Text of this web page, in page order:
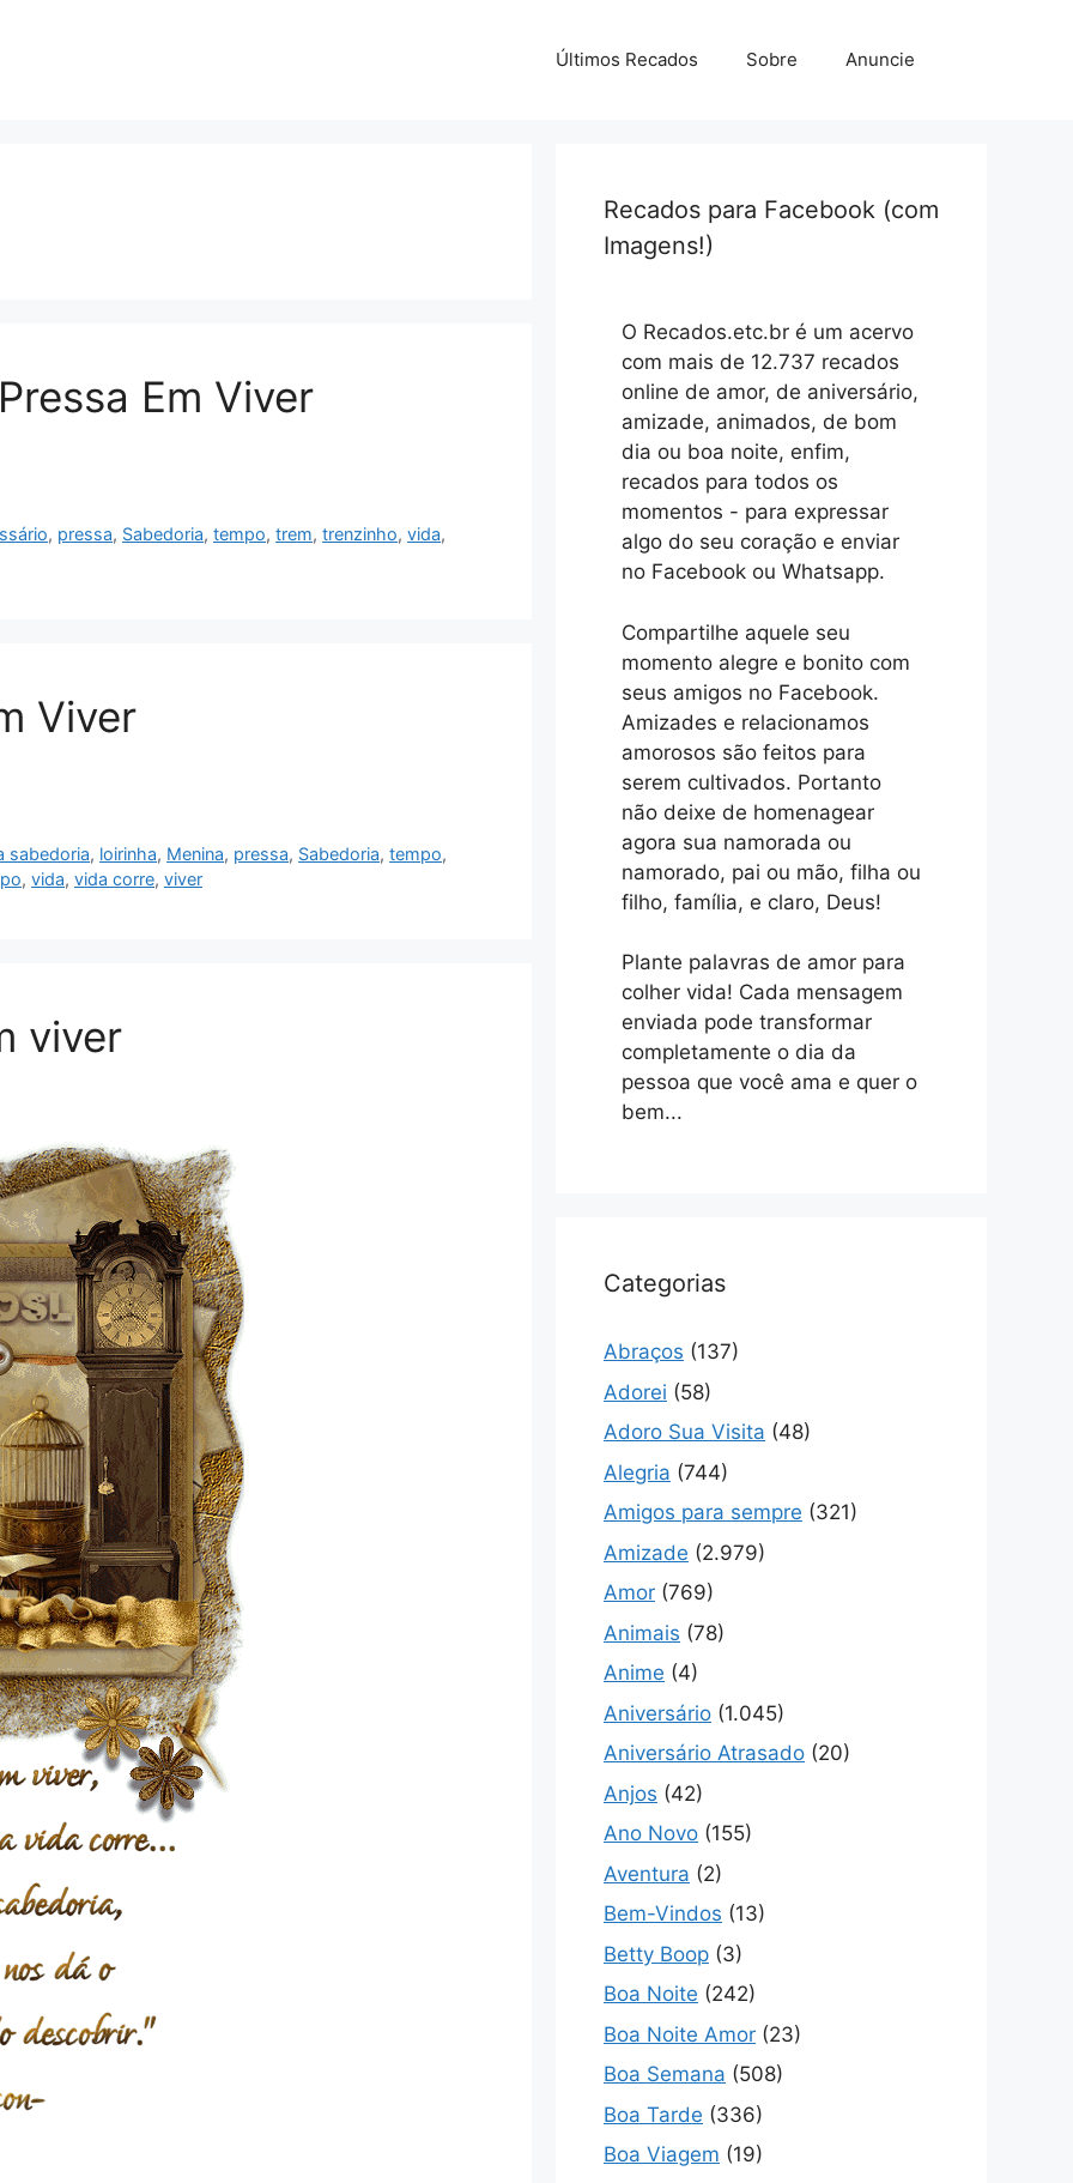
Últimos Recados Sobre Anuncie
Em Viver
, pressa, Sabedoria,tempo,trem,trenzinho,vida,
Viver
sabedoria, loirinha, Menina, pressa, Sabedoria,tempo,
, vida, vida corre, viver
viver
Recados para Facebook (com
Imagens!)
O Recados.etc.br é um acervo
com mais de 12.737 recados
online de amor, de aniversário,
amizade, animados, de bom
dia ou boa noite, enfim,
recados para todos os
momentos - para expressar
algo do seu coração e enviar
no Facebook ou Whatsapp.
Compartilhe aquele seu
momento alegre e bonito com
seus amigos no Facebook.
Amizades e relacionamos
amorosos são feitos para
serem cultivados. Portanto
não deixe de homenagear
agora sua namorada ou
namorado, pai ou mão, filha ou
filho, família, e claro, Deus!
Plante palavras de amor para
colher vida! Cada mensagem
enviada pode transformar
completamente o dia da
pessoa que você ama e quer o
bem...
Categorias
Abraços (137)
Adorei (58)
Adoro Sua Visita (48)
Alegria (744)
Amigos para sempre (321)
Amizade (2.979)
Amor (769)
Animais (78)
Anime (4)
Aniversário (1.045)
Aniversário Atrasado (20)
Anjos (42)
Ano Novo (155)
Aventura (2)
Bem-Vindos (13)
Betty Boop (3)
Boa Noite (242)
Boa Noite Amor (23)
Boa Semana (508)
Boa Tarde (336)
Boa Viagem (19)